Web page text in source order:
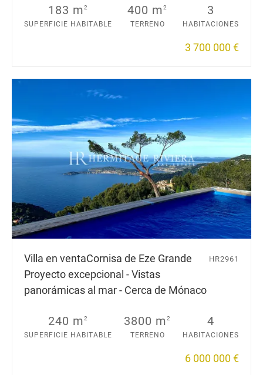
183 m2
SUPERFICIE HABITABLE
400 m2
TERRENO
3
HABITACIONES
3 700 000 €
Villa en ventaCornisa de Eze Grande
Proyecto excepcional - Vistas
panorámicas al mar - Cerca de Mónaco
HR2961
240 m2
SUPERFICIE HABITABLE
3800 m2
TERRENO
4
HABITACIONES
6 000 000 €